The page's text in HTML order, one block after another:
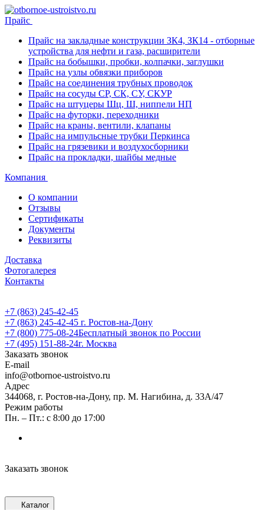
Прайс
Прайс на закладные конструкции ЗК4, ЗК14 - отборные
устройства для нефти и газа, расширители
Прайс на бобышки, пробки, колпачки, заглушки
Прайс на узлы обвязки приборов
Прайс на соединения трубных проводок
Прайс на сосуды СР, СК, СУ, СКУР
Прайс на штуцеры Шц, Ш, ниппели НП
Прайс на футорки, переходники
Прайс на краны, вентили, клапаны
Прайс на импульсные трубки Перкинса
Прайс на грязевики и воздухосборники
Прайс на прокладки, шайбы медные
Компания
О компании
Отзывы
Сертификаты
Документы
Реквизиты
Доставка
Фотогалерея
Контакты
+7 (863) 245-42-45
+7 (863) 245-42-45 г. Ростов-на-Дону
+7 (800) 775-08-24Бесплатный звонок по России
+7 (495) 151-88-24г. Москва
Заказать звонок
E-mail
info@otbornoe-ustroistvo.ru
Адрес
344068, г. Ростов-на-Дону, пр. М. Нагибина, д. 33А/47
Режим работы
Пн. – Пт.: с 8:00 до 17:00
Заказать звонок
Каталог